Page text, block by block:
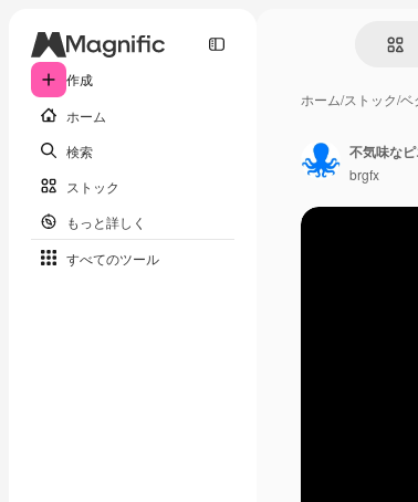
作成
ホーム
検索
ストック
もっと詳しく
すべてのツール
ホーム/ストック/ベ
不気味な
brgfx